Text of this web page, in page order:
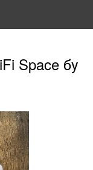
Space бу